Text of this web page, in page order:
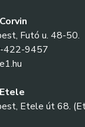
Futó u. 48-50.
422-9457
Etele út 68.